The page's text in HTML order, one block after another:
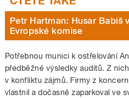
Petr Hartman: Husar Babiš
Evropské komise
Potřebnou munici k ostřelování
předběžné výsledky auditů. Z
v konfliktu zájmů. Firmy z
vlastnil a dočasně zaparkoval ve